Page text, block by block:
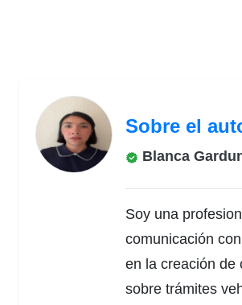
Sobre el
Blanca
Soy una
comunicación
en la creación de
sobre trámites